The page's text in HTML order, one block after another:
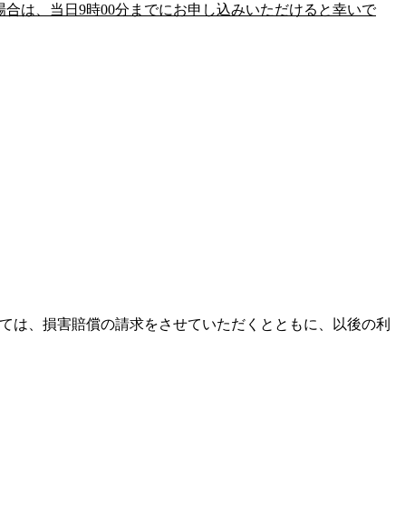
合は、当日9時00分までにお申し込みいただけると幸いで
、損害賠償の請求をさせていただくとともに、以後の利